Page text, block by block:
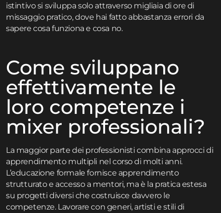
istintivo si sviluppa solo attraverso migliaia di ore di
missaggio pratico, dove hai fatto abbastanza errori da
sapere cosa funziona e cosa no.
Come sviluppano
effettivamente le
loro competenze i
mixer professionali?
La maggior parte dei professionisti combina approcci di
apprendimento multipli nel corso di molti anni.
L’educazione formale fornisce apprendimento
strutturato e accesso a mentori, ma è la pratica estesa
su progetti diversi che costruisce davvero le
competenze. Lavorare con generi, artisti e stili di